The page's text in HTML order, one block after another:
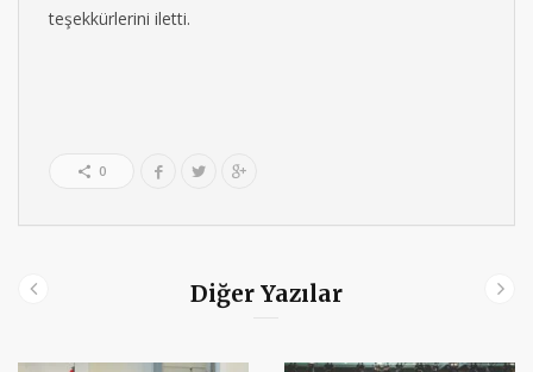
teşekkürlerini iletti.
0
Diğer Yazılar